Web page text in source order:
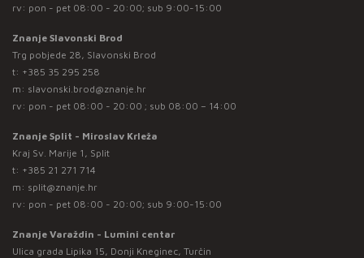
rv: pon - pet 08:00 - 20:00; sub 9:00-15:00
Znanje Slavonski Brod
Trg pobjede 28, Slavonski Brod
t: +385 35 295 258
m: slavonski.brod@znanje.hr
rv: pon - pet 08:00 - 20:00 ; sub 08:00 – 14:00
Znanje Split - Miroslav Krleža
Kraj Sv. Marije 1, Split
t: +385 21 271 714
m: split@znanje.hr
rv: pon - pet 08:00 - 20:00; sub 9:00-15:00
Znanje Varaždin - Lumini centar
Ulica grada Lipika 15, Donji Kneginec, Turčin